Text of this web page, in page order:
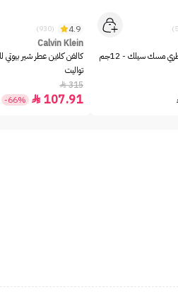
مسك سيلك - 12جم
4.9
(930)
Calvin Klein
كالفن كلاين عطر شير بيوتي
تواليت
315

107.91

-66%